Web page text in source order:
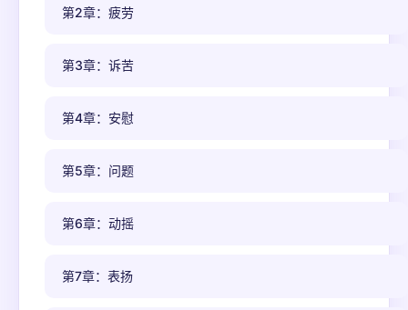
第2章：疲劳
第3章：诉苦
第4章：安慰
第5章：问题
第6章：动摇
第7章：表扬